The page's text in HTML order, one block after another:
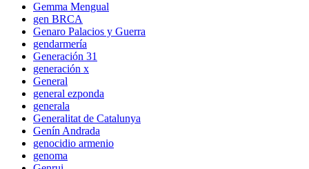
Gemma Mengual
gen BRCA
Genaro Palacios y Guerra
gendarmería
Generación 31
generación x
General
general ezponda
generala
Generalitat de Catalunya
Genín Andrada
genocidio armenio
genoma